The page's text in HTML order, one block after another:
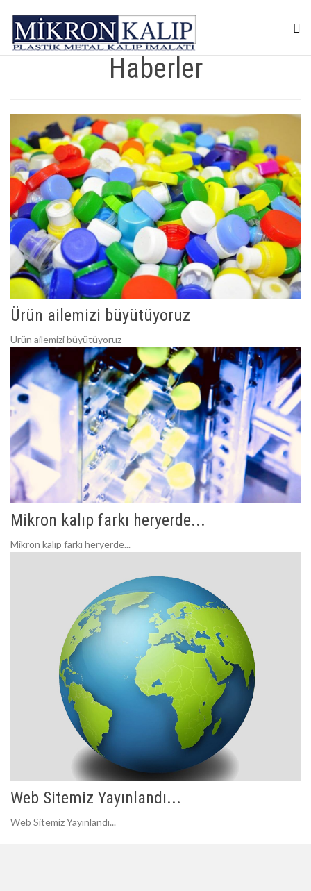
Haberler
Ürün ailemizi büyütüyoruz
Ürün ailemizi büyütüyoruz
Mikron kalıp farkı heryerde...
Mikron kalıp farkı heryerde...
Web Sitemiz Yayınlandı...
Web Sitemiz Yayınlandı...